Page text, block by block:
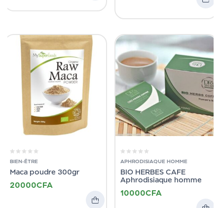
BIEN-ÊTRE
Maca poudre 300gr
20000CFA
APHRODISIAQUE HOMME
BIO HERBES CAFE
Aphrodisiaque homme
10000CFA